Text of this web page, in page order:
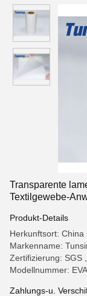
Transparente
Textilgewebe-
Produkt-Details
Herkunftsort: China
Markenname:
Zertifizierung: SGS
Modellnummer:
Zahlungs-u.